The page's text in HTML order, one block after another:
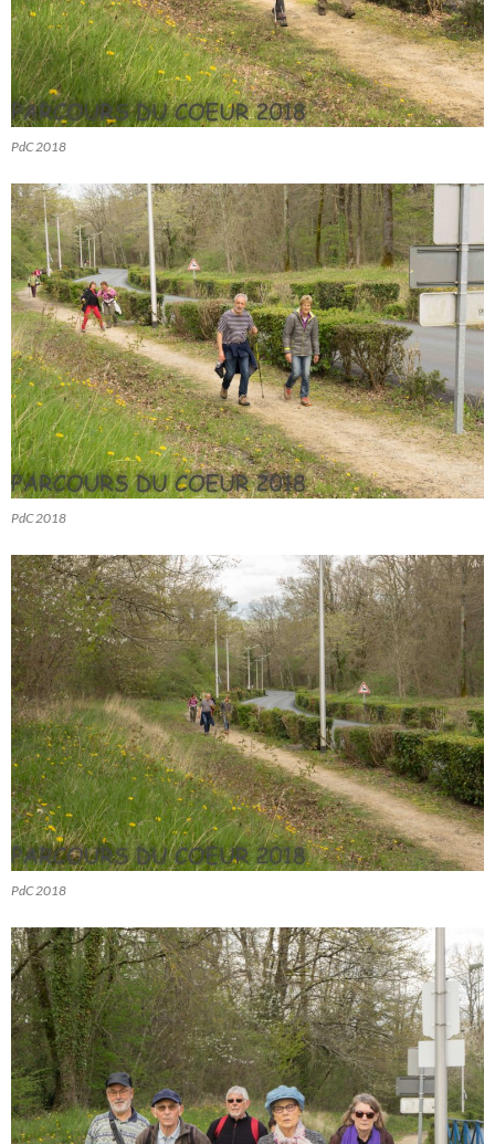
PdC 2018
PdC 2018
PdC 2018